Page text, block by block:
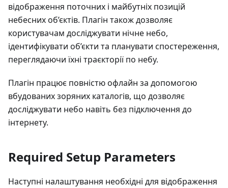
відображення поточних і майбутніх позицій
небесних об’єктів. Плагін також дозволяє
користувачам досліджувати нічне небо,
ідентифікувати об’єкти та планувати спостереження,
переглядаючи їхні траєкторії по небу.
Плагін працює повністю офлайн за допомогою
вбудованих зоряних каталогів, що дозволяє
досліджувати небо навіть без підключення до
інтернету.
Required Setup Parameters
Наступні налаштування необхідні для відображення